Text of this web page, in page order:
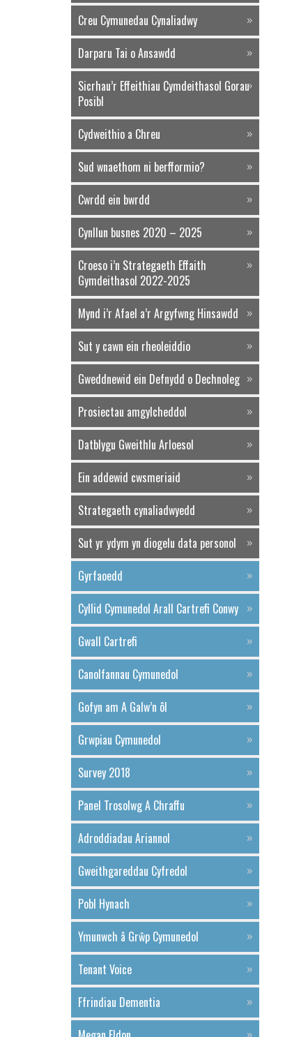
Creu Cymunedau Cynaliadwy
Darparu Tai o Ansawdd
Sicrhau’r Effeithiau Cymdeithasol Gorau
Posibl
Cydweithio a Chreu
Sud wnaethom ni berfformio?
Cwrdd ein bwrdd
Cynllun busnes 2020 – 2025
Croeso i’n Strategaeth Effaith
Gymdeithasol 2022-2025
Mynd i’r Afael a’r Argyfwng Hinsawdd
Sut y cawn ein rheoleiddio
Gweddnewid ein Defnydd o Dechnoleg
Prosiectau amgylcheddol
Datblygu Gweithlu Arloesol
Ein addewid cwsmeriaid
Strategaeth cynaliadwyedd
Sut yr ydym yn diogelu data personol
Gyrfaoedd
Cyllid Cymunedol Arall Cartrefi Conwy
Gwall Cartrefi
Canolfannau Cymunedol
Gofyn am A Galw’n ôl
Grwpiau Cymunedol
Survey 2018
Panel Trosolwg A Chraffu
Adroddiadau Ariannol
Gweithgareddau Cyfredol
Pobl Hynach
Ymunwch â Grŵp Cymunedol
Tenant Voice
Ffrindiau Dementia